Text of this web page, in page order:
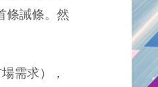
條誡條。然
需求），